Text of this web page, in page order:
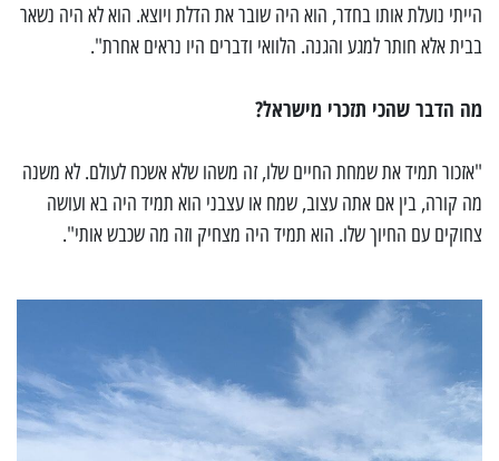
הייתי נועלת אותו בחדר, הוא היה שובר את הדלת ויוצא. הוא לא היה נשאר
בבית אלא חותר למגע והגנה. הלוואי ודברים היו נראים אחרת".
מה הדבר שהכי תזכרי מישראל?
"אזכור תמיד את שמחת החיים שלו, זה משהו שלא אשכח לעולם. לא משנה
מה קורה, בין אם אתה עצוב, שמח או עצבני הוא תמיד היה בא ועושה
צחוקים עם החיוך שלו. הוא תמיד היה מצחיק וזה מה שכבש אותי".